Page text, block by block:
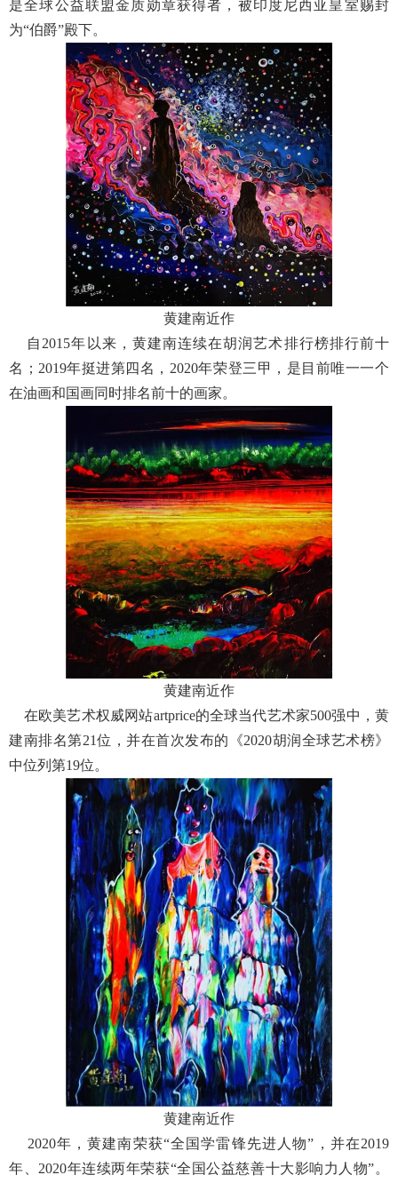
是全球公益联盟金质勋章获得者，被印度尼西亚皇室赐封
为“伯爵”殿下。
黄建南近作
自2015年以来，黄建南连续在胡润艺术排行榜排行前十
名；2019年挺进第四名，2020年荣登三甲，是目前唯一一个
在油画和国画同时排名前十的画家。
黄建南近作
在欧美艺术权威网站artprice的全球当代艺术家500强中，黄
建南排名第21位，并在首次发布的《2020胡润全球艺术榜》
中位列第19位。
黄建南近作
2020年，黄建南荣获“全国学雷锋先进人物”，并在2019
年、2020年连续两年荣获“全国公益慈善十大影响力人物”。